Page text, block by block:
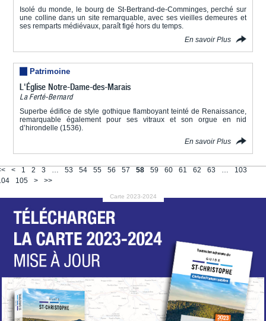
Isolé du monde, le bourg de St-Bertrand-de-Comminges, perché sur
une colline dans un site remarquable, avec ses vieilles demeures et
ses remparts médiévaux, paraît figé hors du temps.
En savoir Plus
Patrimoine
L'Église Notre-Dame-des-Marais
La Ferté-Bernard
Superbe édifice de style gothique flamboyant teinté de Renaissance,
remarquable également pour ses vitraux et son orgue en nid
d’hirondelle (1536).
En savoir Plus
< 1 2 3 … 53 54 55 56 57 58 59 60 61 62 63 …
103
105 > >>
Carte 2023-2024